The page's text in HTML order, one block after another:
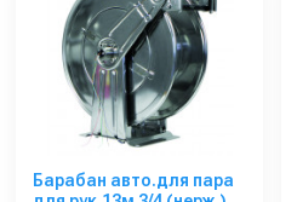
Барабан авто.для пара